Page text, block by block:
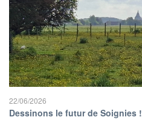
22/06/2026
Dessinons le futur de Soignies !